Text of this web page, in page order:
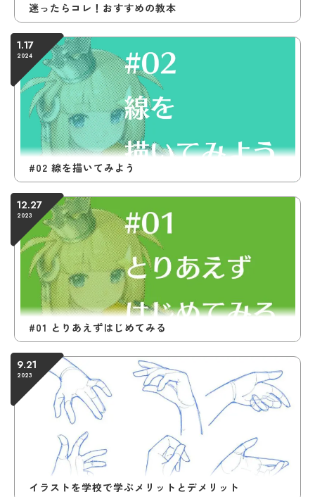
迷ったらコレ！おすすめの教本
#02 線を描いてみよう
1.17
2024
#01 とりあえずはじめてみる
12.27
2023
イラストを学校で学ぶメリットとデメリット
9.21
2023